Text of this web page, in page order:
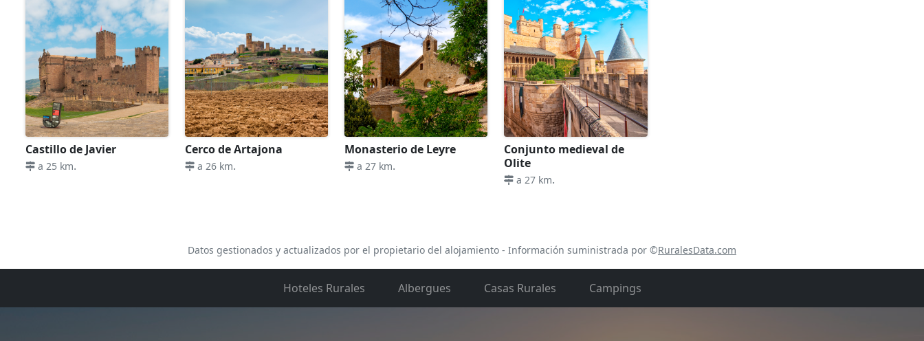
el menú en el caso de alergia o intolerancias alimenticias.
La contratación del servicio de catering deberá hacerse con un mínimo de 48 horas de antelación respecto a su llegada
a Casas Rurales Espargoiti. Las opciones ofrecidas en los menús estarán disponibles todo el año excepto del 24 al 30 de
Diciembre, ambos inclusive.
Casas Rurales Espargoiti también le brinda la oportunidad de comprar vino del Palacio de Sada: Tinto joven, Crianza y
Reserva así como Rosado.
Castillo de Javier
a 25 km.
Cerco de Artajona
a 26 km.
Monasterio de Leyre
a 27 km.
Conjunto medieval de
Olite
a 27 km.
Datos gestionados y actualizados por el propietario del alojamiento - Información suministrada por ©RuralesData.com
Hoteles Rurales Albergues Casas Rurales Campings